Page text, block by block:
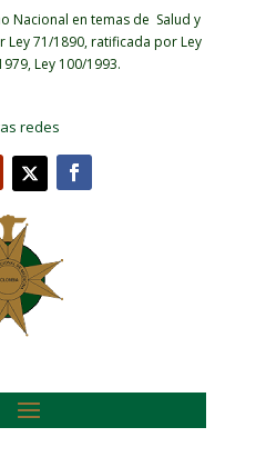
Nacional en temas de Salud y
Ley 71/1890, ratificada por Ley
Ley 100/1993.
redes